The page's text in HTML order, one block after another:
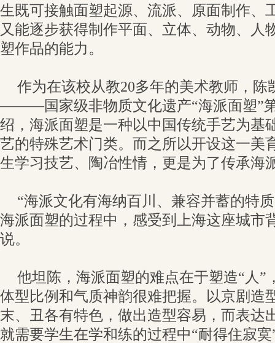
生既可接触面塑起源、流派、原面制作、
又能逐步获得制作平面、立体、动物、人
塑作品的能力。
作为在该校从教20多年的美术教师，陈
———国家级非物质文化遗产“海派面塑”
绍，海派面塑是一种以中国传统手艺为基
艺的特殊艺术门类。而之所以开设这一美
生学习技艺、陶冶性情，更是为了传承海
“海派文化有海纳百川、兼容并蓄的特
海派面塑的过程中，感受到上海这座城市
说。
他坦陈，海派面塑的难点在于塑造“人”
体型比例和气质神韵很难把握。以京剧造
末、丑各有特色，做出造型容易，而表
就需要学生在学和练的过程中“耐得住寂